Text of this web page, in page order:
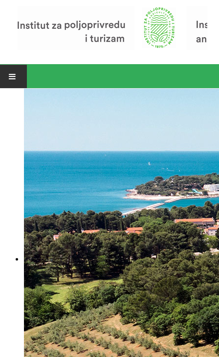
Zavod za poljoprivredu i prehranu
Zavod za ekonomiku i razvoj poljoprivrede
Zavod za turizam
Pokusno poljoprivredno imanje
Zaposlenici
Euraxess
Misija i vizija
Upravno Vijeće
Rad Upravnog vijeća
Znanstveno Vijeće
Rad Znanstvenog vijeća
Etičko povjerenstvo
Etički kodeks
Financiranje
Proračun
Potpore
PROGRAMSKO FINANCIRANJE
Izvještavanje po uredbi
Projekti Instituta